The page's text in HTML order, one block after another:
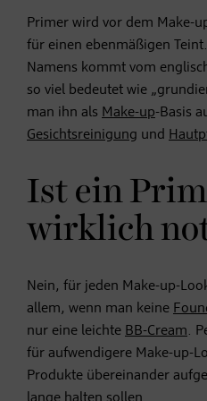
Primer wird vor dem Make-
für einen ebenmäßigen
Namens kommt vom
so viel bedeutet wie
man ihn als Make-up-Basis
Gesichtsreinigung und
Ist ein
wirklich
Nein, für jeden Make-up-
allem, wenn man keine
nur eine leichte BB-Cream.
für aufwendigere Make-up-
Produkte übereinander
lange halten sollen.